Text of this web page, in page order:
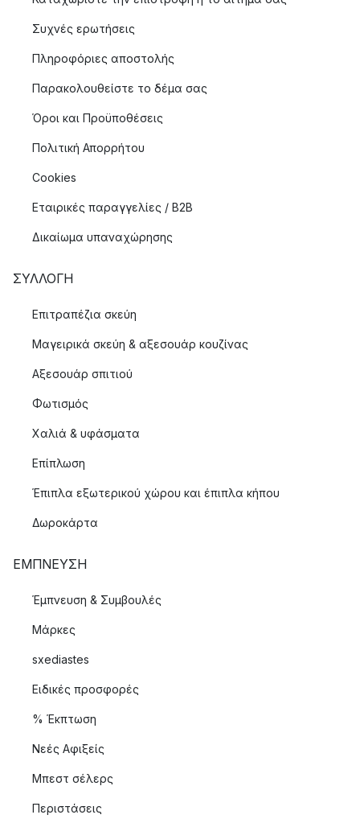
Συχνές ερωτήσεις
Πληροφόριες αποστολής
Παρακολουθείστε το δέμα σας
Όροι και Προϋποθέσεις
Πολιτική Απορρήτου
Cookies
Εταιρικές παραγγελίες / B2B
Δικαίωμα υπαναχώρησης
ΣΥΛΛΟΓΉ
Επιτραπέζια σκεύη
Μαγειρικά σκεύη & αξεσουάρ κουζίνας
Αξεσουάρ σπιτιού
Φωτισμός
Χαλιά & υφάσματα
Επίπλωση
Έπιπλα εξωτερικού χώρου και έπιπλα κήπου
Δωροκάρτα
ΈΜΠΝΕΥΣΗ
Έμπνευση & Συμβουλές
Μάρκες
sxediastes
Ειδικές προσφορές
% Έκπτωση
Νεές Αφιξείς
Μπεστ σέλερς
Περιστάσεις